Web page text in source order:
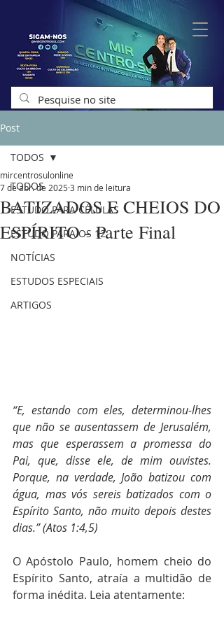
Post
TODOS
ESTUDO PARA CÉLULAS
ESTUDO PARA OS 12
NOTÍCIAS
ESTUDOS ESPECIAIS
ARTIGOS
TODOS
BATIZADOS E CHEIOS DO
ESPÍRITO - Parte Final
mircentrosulonline
7 de abr. de 2025 3 min de leitura
“E, estando com eles, determinou-lhes
que não se ausentassem de Jerusalém,
mas que esperassem a promessa do
Pai, que, disse ele, de mim ouvistes.
Porque, na verdade, João batizou com
água, mas vós sereis batizados com o
Espírito Santo, não muito depois destes
dias.” (Atos 1:4,5)
O Apóstolo Paulo, homem cheio do
Espírito Santo, atraía a multidão de
forma inédita. Leia atentamente: